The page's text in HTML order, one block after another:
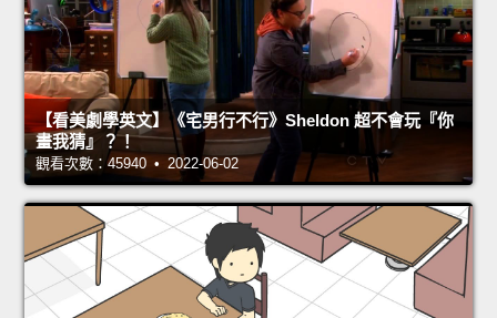
【看美劇學英文】《宅男行不行》Sheldon 超不會玩『你
畫我猜』？！
觀看次數：45940 • 2022-06-02